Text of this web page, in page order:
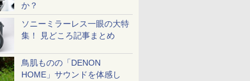
か？
ソニーミラーレス一眼の大特
集！ 見どころ記事まとめ
鳥肌ものの「DENON
HOME」サウンドを体感し